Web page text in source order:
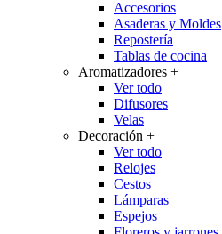
Accesorios
Asaderas y Moldes
Repostería
Tablas de cocina
Aromatizadores +
Ver todo
Difusores
Velas
Decoración +
Ver todo
Relojes
Cestos
Lámparas
Espejos